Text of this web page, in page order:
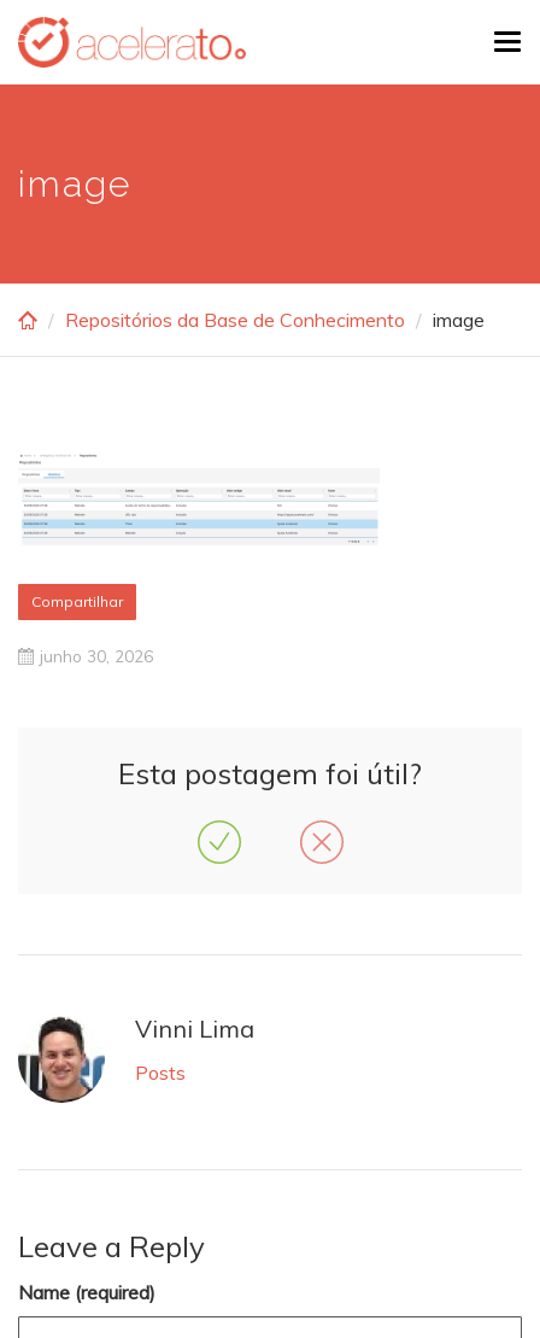
Skip
main
image
Repositórios da Base de Conhecimento image
Compartilhar
junho 30, 2026
Esta postagem foi útil?
Vinni Lima
Posts
Leave a Reply
Name (required)